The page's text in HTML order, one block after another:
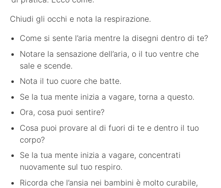
Chiudi gli occhi e nota la respirazione.
Come si sente l’aria mentre la disegni dentro di te?
Notare la sensazione dell’aria, o il tuo ventre che
sale e scende.
Nota il tuo cuore che batte.
Se la tua mente inizia a vagare, torna a questo.
Ora, cosa puoi sentire?
Cosa puoi provare al di fuori di te e dentro il tuo
corpo?
Se la tua mente inizia a vagare, concentrati
nuovamente sul tuo respiro.
Ricorda che l’ansia nei bambini è molto curabile,